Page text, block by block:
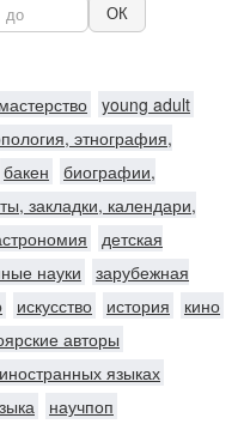
ОК
young adult
этнография,
бакен
биографии,
закладки, календари,
детская
науки
зарубежная
искусство история
кино
авторы
языках
научпоп